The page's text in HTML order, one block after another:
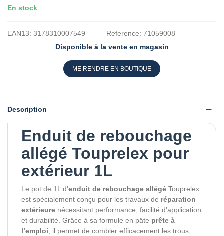
En stock
EAN13: 3178310007549 Reference: 71059008
Disponible à la vente en magasin
ME RENDRE EN BOUTIQUE
Description
Enduit de rebouchage
allégé Touprelex pour
extérieur 1L
Le pot de 1L d'enduit de rebouchage allégé Touprelex
est spécialement conçu pour les travaux de réparation
extérieure nécessitant performance, facilité d’application
et durabilité. Grâce à sa formule en pâte prête à
l’emploi, il permet de combler efficacement les trous,